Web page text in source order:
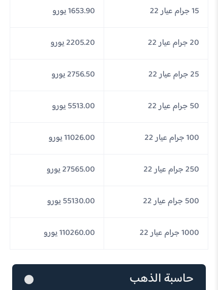
15 جرام عيار 22 1653.90 يورو
20 جرام عيار 22 2205.20 يورو
25 جرام عيار 22 2756.50 يورو
50 جرام عيار 22 5513.00 يورو
100 جرام عيار 22 11026.00 يورو
250 جرام عيار 22 27565.00 يورو
500 جرام عيار 22 55130.00 يورو
1000 جرام عيار 22 110260.00 يورو
حاسبة الذهب